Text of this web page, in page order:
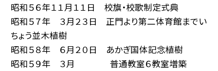
昭和５６年１１月１１日 校旗・校歌制定式典
昭和５７年 ３月２３日 正門より第二体育館までい
ちょう並木植樹
昭和５８年 ６月２０日 あかぎ国体記念植樹
昭和５９年 ３月 普通教室６教室増築